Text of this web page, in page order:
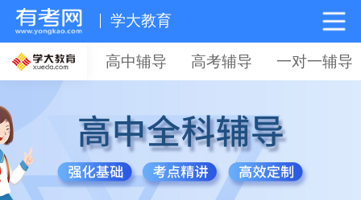
学大教育
高中辅导 高考辅导 一对一辅导